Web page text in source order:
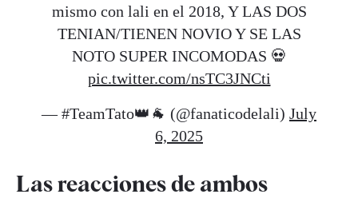
mismo con lali en el 2018, Y LAS DOS
TENIAN/TIENEN NOVIO Y SE LAS
NOTO SUPER INCOMODAS 💀
pic.twitter.com/nsTC3JNCti
— #TeamTato👑🐐 (@fanaticodelali) July
6, 2025
Las reacciones de ambos